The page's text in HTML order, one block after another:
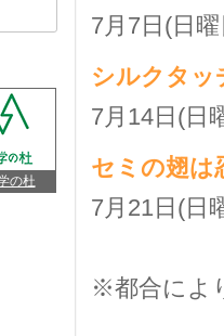
7月7日(日
シルクタッ
7月14日(日
セミの翅は
7月21日(日
※都合によ
の杜